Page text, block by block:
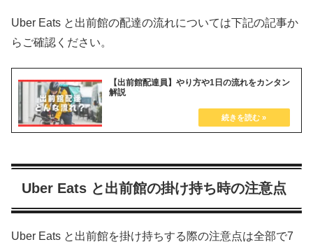
Uber Eats と出前館の配達の流れについては下記の記事か
らご確認ください。
【出前館配達員】やり方や1日の流れをカンタン
解説
Uber Eats と出前館の掛け持ち時の注意点
Uber Eats と出前館を掛け持ちする際の注意点は全部で7